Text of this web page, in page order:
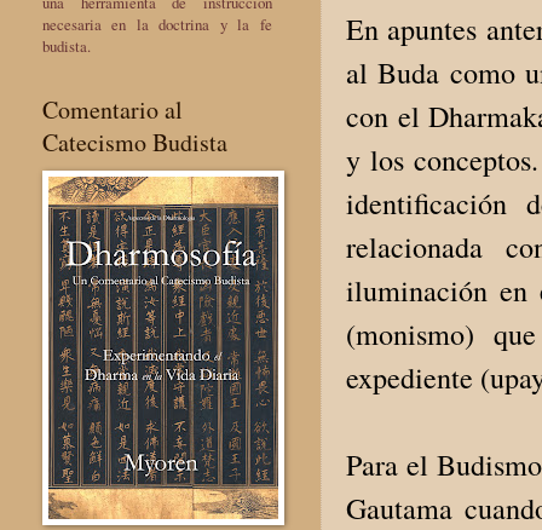
En apuntes
al Buda como
con el
y los
identificación
relacionada
iluminación en
(monismo)
expediente
Para el
Gautama
necesaria en la doctrina y la fe
budista.
Comentario al
Catecismo Budista